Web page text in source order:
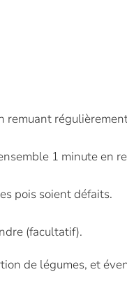
1 minute en
pois soient défaits.
(facultatif).
de légumes, et